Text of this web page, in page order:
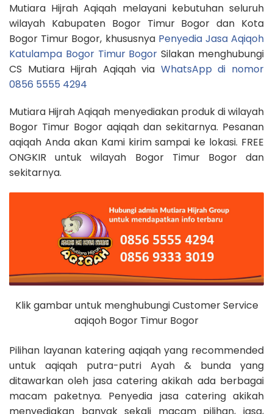
Mutiara Hijrah Aqiqah melayani kebutuhan seluruh
wilayah Kabupaten Bogor Timur Bogor dan Kota
Bogor Timur Bogor, khususnya Penyedia Jasa Aqiqoh
Katulampa Bogor Timur Bogor Silakan menghubungi
CS Mutiara Hijrah Aqiqah via WhatsApp di nomor
0856 5555 4294
Mutiara Hijrah Aqiqah menyediakan produk di wilayah
Bogor Timur Bogor aqiqah dan sekitarnya. Pesanan
aqiqah Anda akan Kami kirim sampai ke lokasi. FREE
ONGKIR untuk wilayah Bogor Timur Bogor dan
sekitarnya.
Klik gambar untuk menghubungi Customer Service
aqiqoh Bogor Timur Bogor
Pilihan layanan katering aqiqah yang recommended
untuk aqiqah putra-putri Ayah & bunda yang
ditawarkan oleh jasa catering akikah ada berbagai
macam paketnya. Penyedia jasa catering akikah